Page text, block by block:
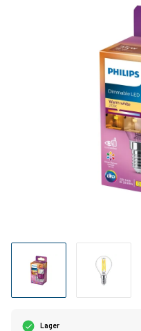
Lager